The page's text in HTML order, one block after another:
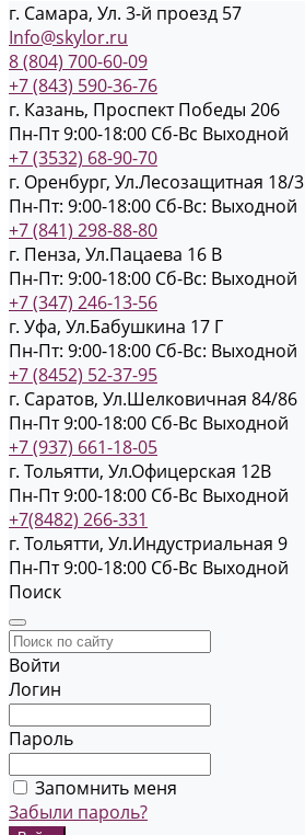
г. Самара, Ул. 3-й проезд 57
Info@skylor.ru
8 (804) 700-60-09
+7 (843) 590-36-76
г. Казань, Проспект Победы 206
Пн-Пт 9:00-18:00 Cб-Вс Выходной
+7 (3532) 68-90-70
г. Оренбург, Ул.Лесозащитная 18/3
Пн-Пт: 9:00-18:00 Cб-Вс: Выходной
+7 (841) 298-88-80
г. Пенза, Ул.Пацаева 16 В
Пн-Пт: 9:00-18:00 Cб-Вс: Выходной
+7 (347) 246-13-56
г. Уфа, Ул.Бабушкина 17 Г
Пн-Пт: 9:00-18:00 Cб-Вс: Выходной
+7 (8452) 52-37-95
г. Саратов, Ул.Шелковичная 84/86
Пн-Пт 9:00-18:00 Cб-Вс Выходной
+7 (937) 661-18-05
г. Тольятти, Ул.Офицерская 12В
Пн-Пт 9:00-18:00 Cб-Вс Выходной
+7(8482) 266-331
г. Тольятти, Ул.Индустриальная 9
Пн-Пт 9:00-18:00 Cб-Вс Выходной
Поиск
Войти
Логин
Пароль
Запомнить меня
Забыли пароль?